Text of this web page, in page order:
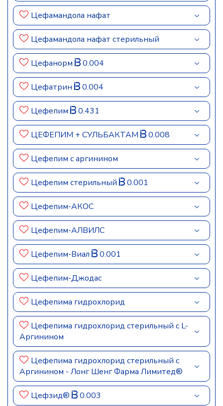
Цефамандола нафат
Цефамандола нафат стерильный
Цефанорм 0.004
Цефатрин 0.004
Цефепим 0.431
ЦЕФЕПИМ + СУЛЬБАКТАМ 0.008
Цефепим c аргинином
Цефепим стерильный 0.001
Цефепим-АКОС
Цефепим-АЛВИЛС
Цефепим-Виал 0.001
Цефепим-Джодас
Цефепима гидрохлорид
Цефепима гидрохлорид стерильный с L-
Аргинином
Цефепима гидрохлорид стерильный с
Аргинином - Лонг Шенг Фарма Лимитед®
Цефзид® 0.003